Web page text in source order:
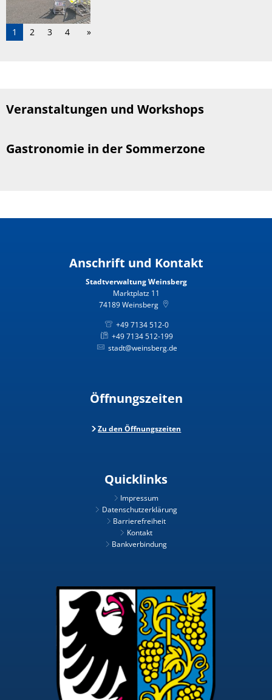
1 2 3 4
Veranstaltungen und Workshops
Gastronomie in der Sommerzone
Anschrift und Kontakt
Stadtverwaltung Weinsberg
Marktplatz 11
74189Weinsberg
+49 7134 512-0
+49 7134 512-199
stadt@weinsberg.de
Öffnungszeiten
Zu den Öffnungszeiten
Quicklinks
Impressum
Datenschutzerklärung
Barrierefreiheit
Kontakt
Bankverbindung